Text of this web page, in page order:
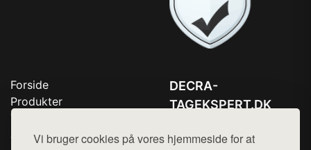
Vi bruger cookies på vores hjemmeside for at
Forside
Produkter
Top Rabatter
Jotun maling
DECRA-
TAGEKSPERT.DK